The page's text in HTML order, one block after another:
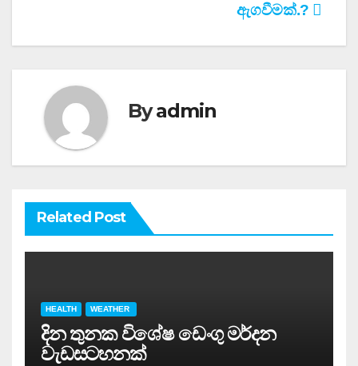
ඇගවීමක්.?
Byadmin
Related Post
HEALTH WEATHER
දින තුනක විශේෂ ඩෙංගු මර්දන
වැඩසටහනක්